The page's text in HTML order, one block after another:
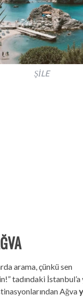
ŞİLE
arama, çünkü sen
tadındaki İstanbul’a
Ağva